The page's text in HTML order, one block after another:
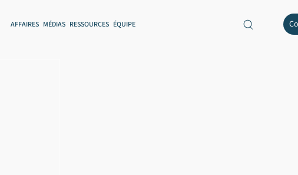
AFFAIRES MÉDIAS RESSOURCES ÉQUIPE